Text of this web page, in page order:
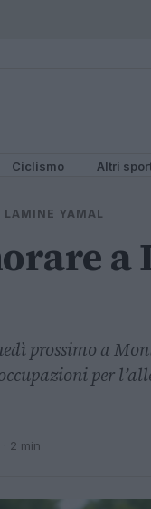
Ciclismo Altri
LAMINE YAMAL
a
prossimo a
per
· 2 min